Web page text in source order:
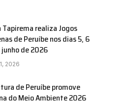
realiza Jogos
de Peruíbe nos dias 5, 6
junho de 2026
2026
de Peruíbe promove
do Meio Ambiente 2026